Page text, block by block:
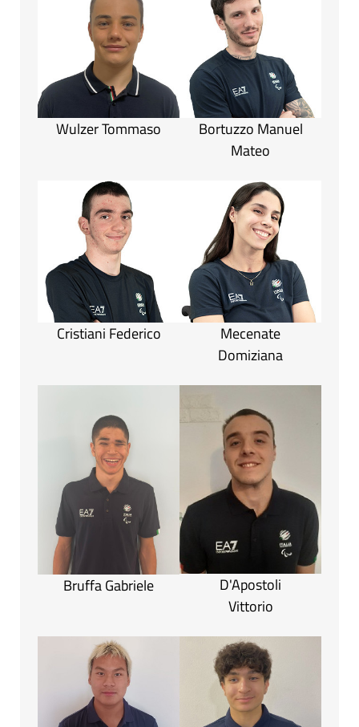
Wulzer Tommaso
Bortuzzo Manuel
Mateo
Cristiani Federico
Mecenate
Domiziana
Bruffa Gabriele
D'Apostoli
Vittorio